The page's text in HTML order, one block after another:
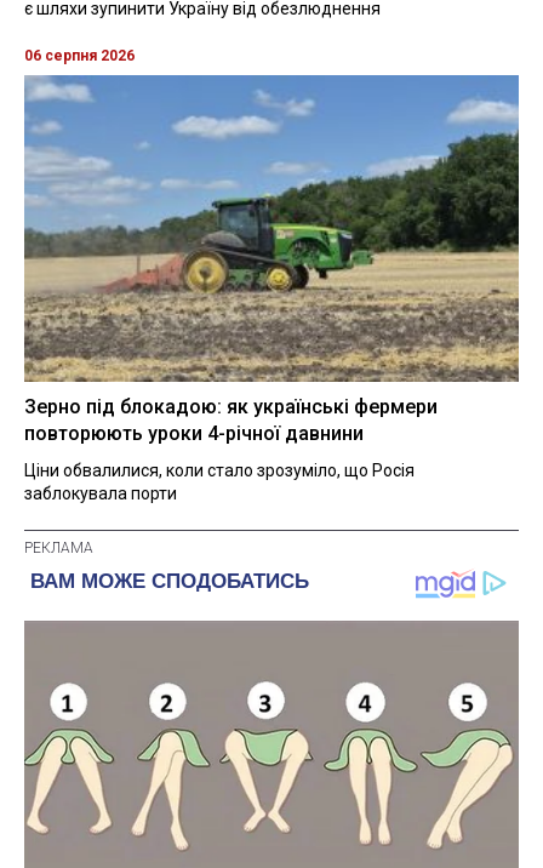
є шляхи зупинити Україну від обезлюднення
06 серпня 2026
Зерно під блокадою: як українські фермери
повторюють уроки 4-річної давнини
Ціни обвалилися, коли стало зрозуміло, що Росія
заблокувала порти